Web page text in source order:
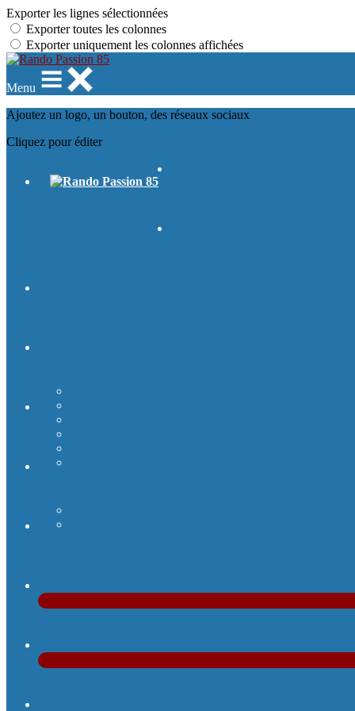
Exporter les lignes sélectionnées
Exporter toutes les colonnes
Exporter uniquement les colonnes affichées
Menu
Ajoutez un logo, un bouton, des réseaux sociaux
Cliquez pour éditer